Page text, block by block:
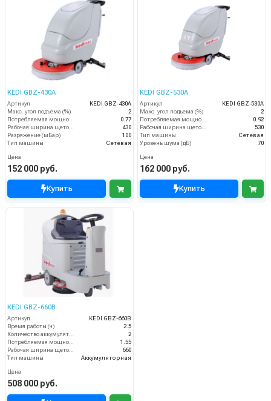
KEDI GBZ-430A
Артикул
KEDI GBZ-430A
Макс. угол подъема (%)
2
Потребляемая мощность (кВт)
0.77
Рабочая ширина щеток (мм)
430
Разряжение (мБар)
100
Тип машины
Сетевая
Цена
152 000 руб.
Купить
KEDI GBZ-530A
Артикул
KEDI GBZ-530A
Макс. угол подъема (%)
2
Потребляемая мощность (кВт)
0.92
Рабочая ширина щеток (мм)
530
Тип машины
Сетевая
Уровень шума (дБ)
70
Цена
162 000 руб.
Купить
KEDI GBZ-660B
Артикул
KEDI GBZ-660B
Время работы (ч)
2.5
Количество аккумуляторов (шт)
2
Потребляемая мощность (кВт)
1.55
Рабочая ширина щеток (мм)
660
Тип машины
Аккумуляторная
Цена
508 000 руб.